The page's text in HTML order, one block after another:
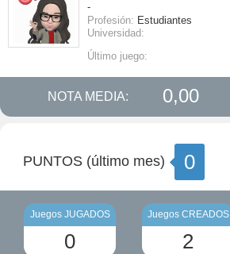
-
Profesión: Estudiantes
Universidad:
Último juego:
NOTA MEDIA: 0,00
PUNTOS (último mes) 0
Juegos JUGADOS
0
Juegos CREADOS
2